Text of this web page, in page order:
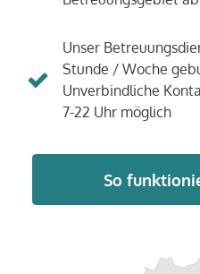
Unser
Stunde / Woche
Unverbindliche
7-22 Uhr möglich
So